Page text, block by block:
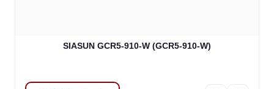
SIASUN GCR5-910-W (GCR5-910-W)